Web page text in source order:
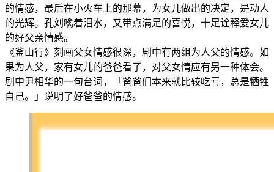
的情感，最后在小火车上的那幕，为女儿做出的决定，是动人
的光辉。孔刘噙着泪水，又带点满足的喜悦，十足诠释爱女儿
的好父亲情感。
《釜山行》刻画父女情感很深，剧中有两组为人父的情感。如
果为人父，家有女儿的爸爸看了，对父女情应有另一种体会。
剧中尹相华的一句台词，「爸爸们本来就比较吃亏，总是牺牲
自己。」说明了好爸爸的情感。